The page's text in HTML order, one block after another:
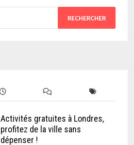
Activités gratuites à Londres,
profitez de la ville sans
dépenser !